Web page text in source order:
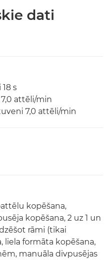
dati
s
attēli/min
7,0 attēli/min
kopēšana,
kopēšana, 2 uz 1 un
rāmi (tikai
liela formāta kopēšana,
manuāla divpusējas